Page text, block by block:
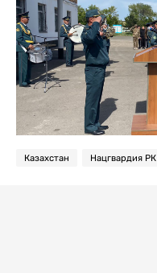
Казахстан Нацгвардия РК